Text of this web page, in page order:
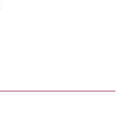
奢デザイン